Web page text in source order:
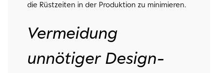
die Rüstzeiten in der Produktion zu minimieren.
Vermeidung
unnötiger Design-